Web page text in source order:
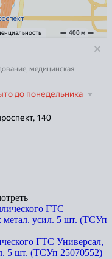
ГТС Универсал,
5 шт. (ТСУп 25070552)